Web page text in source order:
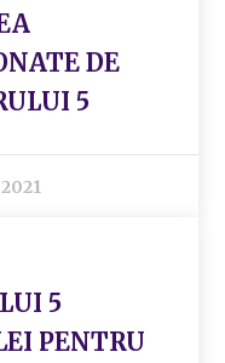
DE
5
5
PENTRU